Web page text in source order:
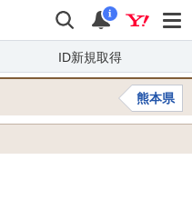
検索 通知
i
ID新規取得
熊本県